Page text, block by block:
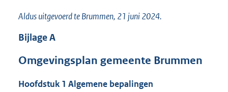
Aldus uitgevoerd te Brummen, 21 juni 2024.
BijlageA
Omgevingsplan gemeente Brummen
Hoofdstuk 1 Algemene bepalingen